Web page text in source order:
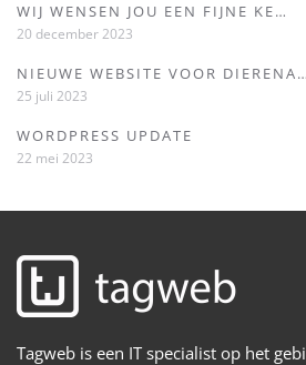
WIJ WENSEN JOU EEN FIJNE KE…
20 december 2023
NIEUWE WEBSITE VOOR DIERENA…
25 juli 2023
WORDPRESS UPDATE
22 mei 2023
Tagweb is een IT specialist op het